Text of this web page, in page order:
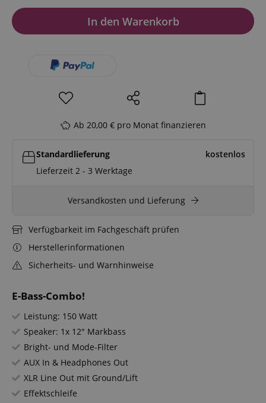
E-Bass-Combo!
Leistung: 150 Watt
Speaker: 1x 12" Markbass
Bright- und Mode-Filter
AUX In & Headphones Out
XLR Line Out mit Ground/Lift
Effektschleife
In den Warenkorb
Ab 20,00 € pro Monat finanzieren
Standardlieferung
kostenlos
Lieferzeit 2 - 3 Werktage
Versandkosten und Lieferung
Verfügbarkeit im Fachgeschäft prüfen
Herstellerinformationen
Sicherheits- und Warnhinweise